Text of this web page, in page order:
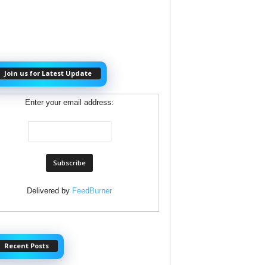
Join us for Latest Update
Enter your email address:
Delivered by FeedBurner
Recent Posts